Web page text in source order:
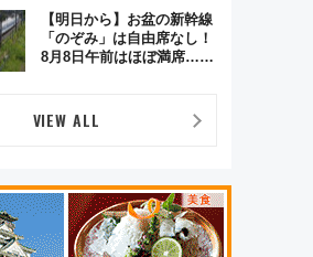
デザイン
【明日から】お盆の新幹線
「のぞみ」は自由席なし！
8月8日午前はほぼ満席…で
「空席」探しのコツ
VIEW ALL